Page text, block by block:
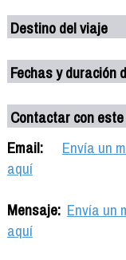
Destino del viaje
Fechas y duración
Contactar con
Email:
Envía un
aquí
Mensaje: Envía un
aquí